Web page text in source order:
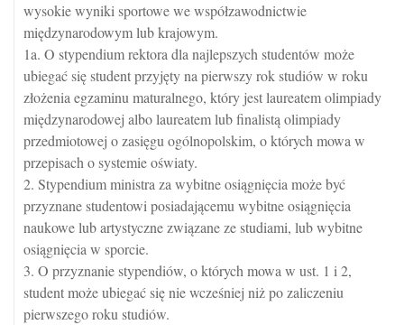
wysokie wyniki sportowe we współzawodnictwie
międzynarodowym lub krajowym.
1a. O stypendium rektora dla najlepszych studentów może
ubiegać się student przyjęty na pierwszy rok studiów w roku
złożenia egzaminu maturalnego, który jest laureatem olimpiady
międzynarodowej albo laureatem lub finalistą olimpiady
przedmiotowej o zasięgu ogólnopolskim, o których mowa w
przepisach o systemie oświaty.
2. Stypendium ministra za wybitne osiągnięcia może być
przyznane studentowi posiadającemu wybitne osiągnięcia
naukowe lub artystyczne związane ze studiami, lub wybitne
osiągnięcia w sporcie.
3. O przyznanie stypendiów, o których mowa w ust. 1 i 2,
student może ubiegać się nie wcześniej niż po zaliczeniu
pierwszego roku studiów.